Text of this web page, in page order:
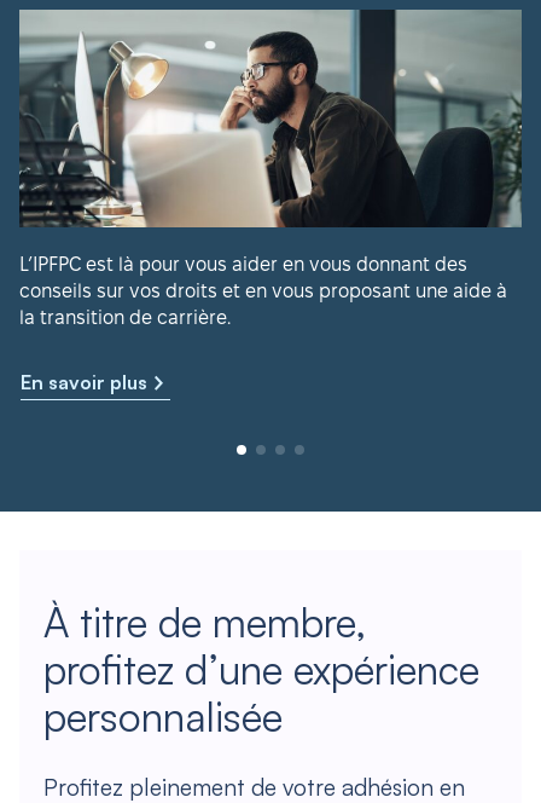
L’IPFPC est là pour vous aider en vous donnant des
conseils sur vos droits et en vous proposant une aide à
la transition de carrière.
En savoir plus
À titre de membre,
profitez d’une expérience
personnalisée
Profitez pleinement de votre adhésion en